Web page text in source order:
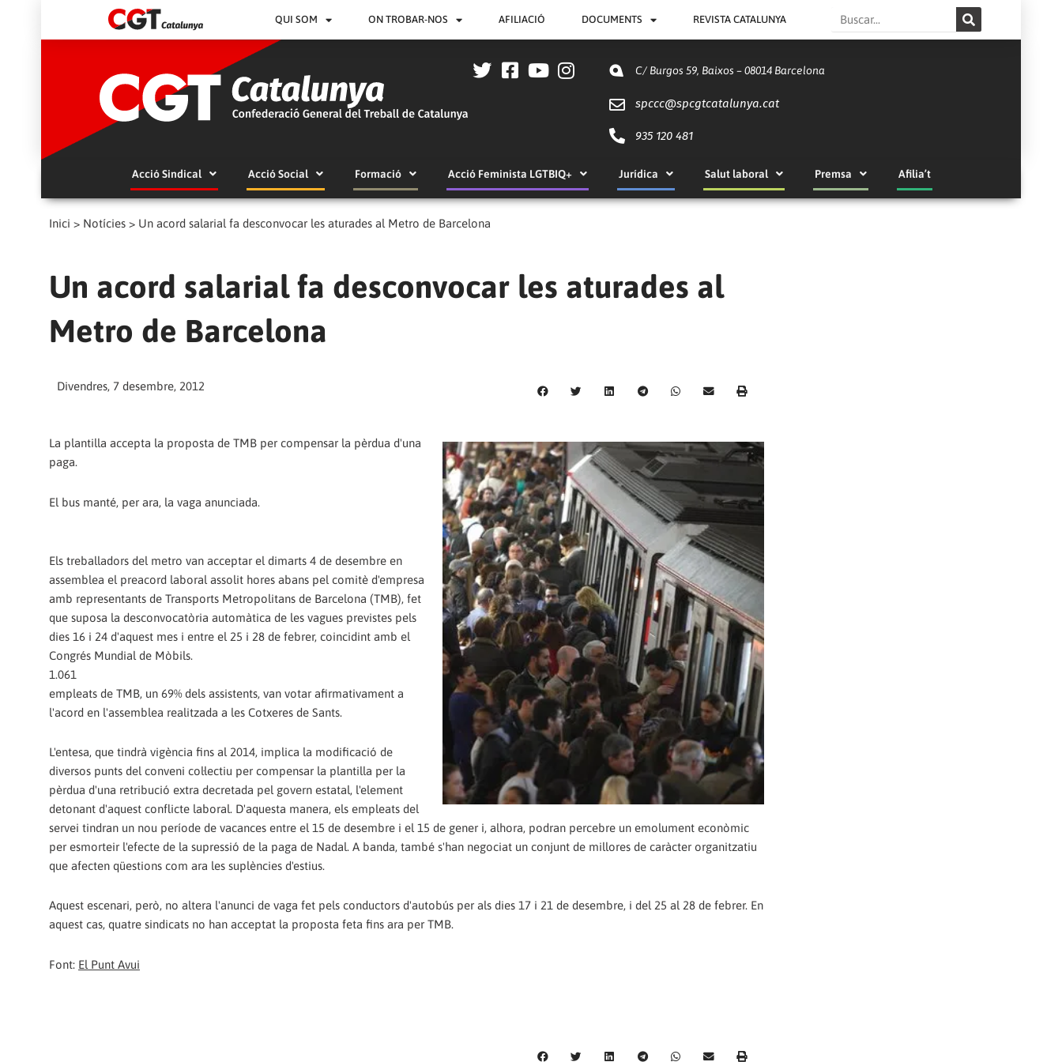
QUI SOM ON TROBAR-NOS AFILIACIÓ DOCUMENTS REVISTA CATALUNYA Search
C/ Burgos 59, Baixos – 08014 Barcelona
spccc@spcgtcatalunya.cat
935 120 481
Acció Sindical Acció Social Formació Acció Feminista LGTBIQ+ Jurídica Salut laboral Premsa Afilia’t
Inici > Notícies > Un acord salarial fa desconvocar les aturades al Metro de Barcelona
Un acord salarial fa desconvocar les aturades al
Metro de Barcelona
Divendres, 7 desembre, 2012
La plantilla accepta la proposta de TMB per compensar la pèrdua d'una
paga.
El bus manté, per ara, la vaga anunciada.
Els treballadors del metro van acceptar el dimarts 4 de desembre en
assemblea el preacord laboral assolit hores abans pel comitè d'empresa
amb representants de Transports Metropolitans de Barcelona (TMB), fet
que suposa la desconvocatòria automàtica de les vagues previstes pels
dies 16 i 24 d'aquest mes i entre el 25 i 28 de febrer, coincidint amb el
Congrés Mundial de Mòbils.
1.061
empleats de TMB, un 69% dels assistents, van votar afirmativament a
l'acord en l'assemblea realitzada a les Cotxeres de Sants.
L'entesa, que tindrà vigència fins al 2014, implica la modificació de
diversos punts del conveni col·lectiu per compensar la plantilla per la
pèrdua d'una retribució extra decretada pel govern estatal, l'element
detonant d'aquest conflicte laboral. D'aquesta manera, els empleats del
servei tindran un nou període de vacances entre el 15 de desembre i el 15 de gener i, alhora, podran percebre un emolument econòmic
per esmorteir l'efecte de la supressió de la paga de Nadal. A banda, també s'han negociat un conjunt de millores de caràcter organitzatiu
que afecten qüestions com ara les suplències d'estius.
Aquest escenari, però, no altera l'anunci de vaga fet pels conductors d'autobús per als dies 17 i 21 de desembre, i del 25 al 28 de febrer. En
aquest cas, quatre sindicats no han acceptat la proposta feta fins ara per TMB.
Font: El Punt Avui